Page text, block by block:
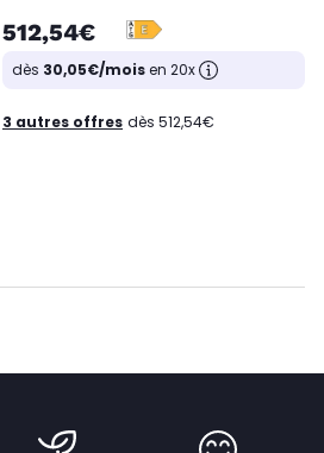
512,54€
dès 30,05€/moisen 20x
3 autres offres dès 512,54€